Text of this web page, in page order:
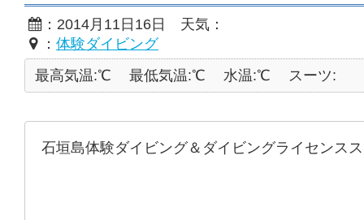
：2014月11日16日 天気：
： 体験ダイビング
最高気温:℃
最低気温:℃ 水温:℃ スーツ:
石垣島体験ダイビング＆ダイビングライセンス